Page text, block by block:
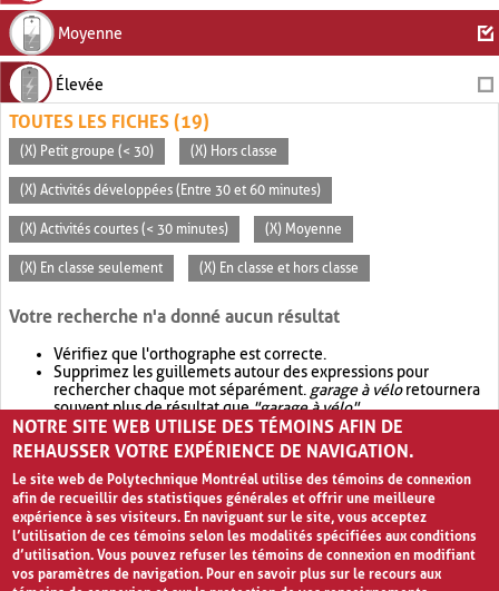
Moyenne
Élevée
TOUTES LES FICHES (19)
(X) Petit groupe (< 30) (X) Hors classe
(X) Activités développées (Entre 30 et 60 minutes)
(X) Activités courtes (< 30 minutes) (X) Moyenne
(X) En classe seulement (X) En classe et hors classe
Votre recherche n'a donné aucun résultat
Vérifiez que l'orthographe est correcte.
Supprimez les guillemets autour des expressions pour
rechercher chaque mot séparément. garage à véloretournera
souvent plus de résultat que"garage à vélo".
Envisagez d'élargir votre recherche avec OR.garage OR vélo
retournera souvent plus de résultat quegarage à vélo
NOTRE SITE WEB UTILISE DES TÉMOINS AFIN DE
REHAUSSER VOTRE EXPÉRIENCE DE NAVIGATION.
Le site web de Polytechnique Montréal utilise des témoins de connexion
afin de recueillir des statistiques générales et offrir une meilleure
expérience à ses visiteurs. En naviguant sur le site, vous acceptez
l’utilisation de ces témoins selon les modalités spécifiées aux conditions
d’utilisation. Vous pouvez refuser les témoins de connexion en modifiant
vos paramètres de navigation. Pour en savoir plus sur le recours aux